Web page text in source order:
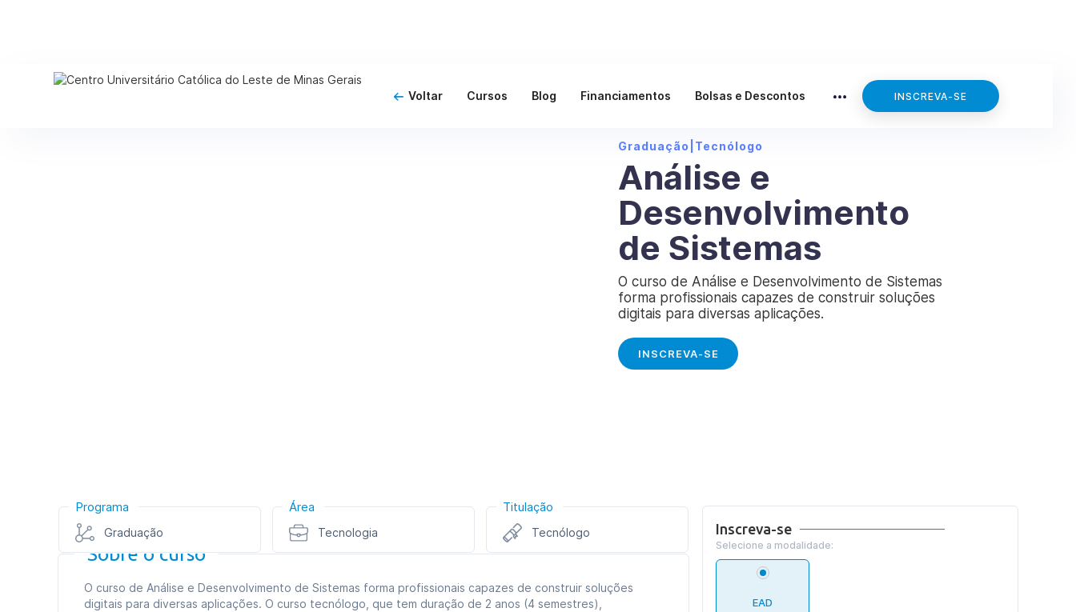
Voltar Cursos Blog Financiamentos Bolsas e Descontos INSCREVA-SE
Graduação Tecnólogo
Análise e
Desenvolvimento
de Sistemas
O curso de Análise e Desenvolvimento de Sistemas
forma profissionais capazes de construir soluções
digitais para diversas aplicações.
INSCREVA-SE
Programa
Graduação
Área
Tecnologia
Titulação
Tecnólogo
Sobre o curso
O curso de Análise e Desenvolvimento de Sistemas forma profissionais capazes de construir soluções
digitais para diversas aplicações. O curso tecnólogo, que tem duração de 2 anos (4 semestres),
Inscreva-se
Selecione a modalidade:
EAD